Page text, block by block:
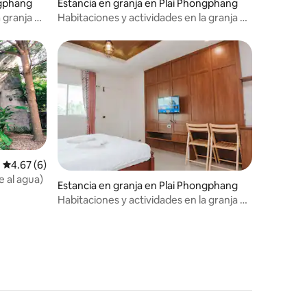
de
Estancia en granja en Plai Phongphang
Habitaciones y actividades en la granja de
Calificación promedio: 4.67 de 5; 6 evaluaciones
4.67 (6)
al agua)
Estancia en granja en Plai Phongphang
Habitaciones y actividades en la granja de